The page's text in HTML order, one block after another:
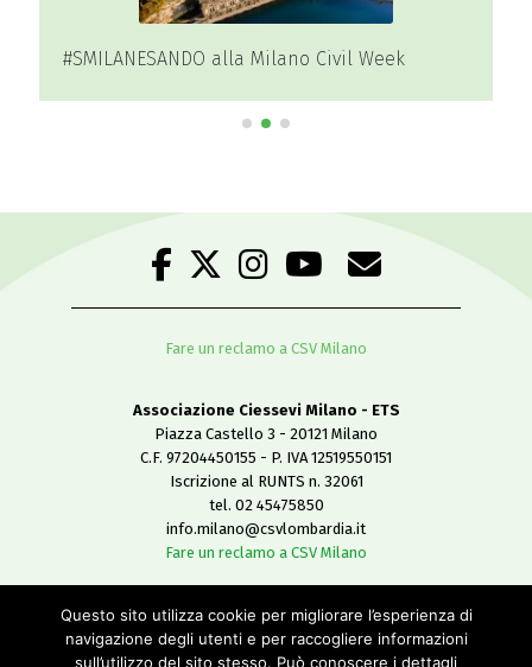
#SMILANESANDO alla Milano Civil Week
Fare un reclamo a CSV Milano
Associazione Ciessevi Milano - ETS
Piazza Castello 3 - 20121 Milano
C.F. 97204450155 - P. IVA 12519550151
Iscrizione al RUNTS n. 32061
tel. 02 45475850
info.milano@csvlombardia.it
Fare un reclamo a CSV Milano
Copyright 2019
All Rights Reserved
Questo sito utilizza cookie per migliorare l’esperienza di
navigazione degli utenti e per raccogliere informazioni
sull’utilizzo del sito stesso. Può conoscere i dettagli